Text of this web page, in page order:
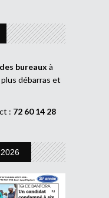
des bureaux à
débarras et
: 72 60 14 28